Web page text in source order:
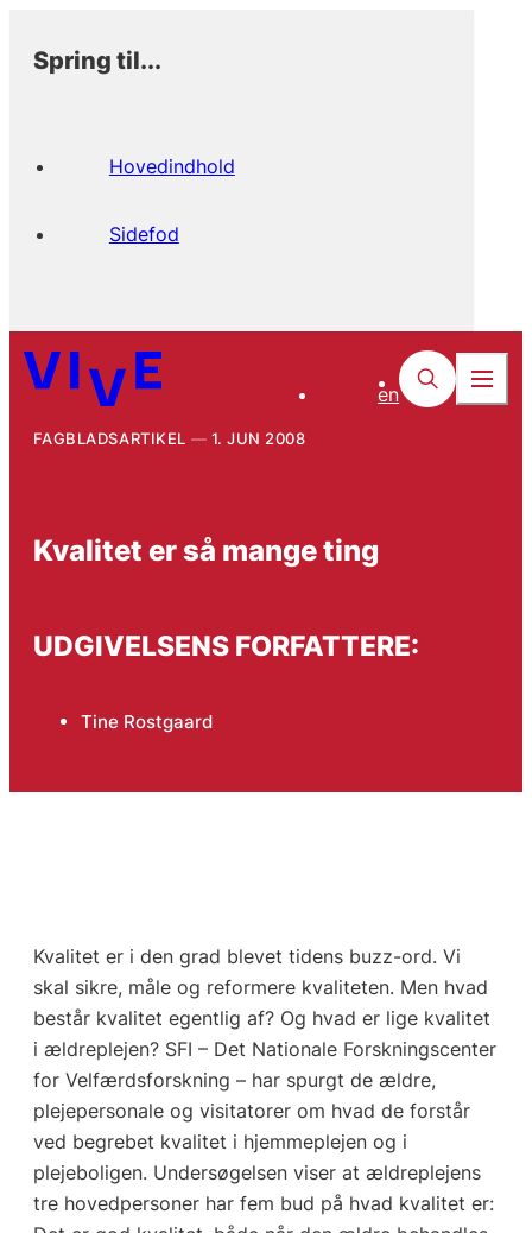
Spring til...
Hovedindhold
Sidefod
en
FAGBLADSARTIKEL 1. JUN 2008
Kvalitet er så mange ting
UDGIVELSENS FORFATTERE:
Tine Rostgaard
Kvalitet er i den grad blevet tidens buzz-ord. Vi
skal sikre, måle og reformere kvaliteten. Men hvad
består kvalitet egentlig af? Og hvad er lige kvalitet
i ældreplejen? SFI – Det Nationale Forskningscenter
for Velfærdsforskning – har spurgt de ældre,
plejepersonale og visitatorer om hvad de forstår
ved begrebet kvalitet i hjemmeplejen og i
plejeboligen. Undersøgelsen viser at ældreplejens
tre hovedpersoner har fem bud på hvad kvalitet er: